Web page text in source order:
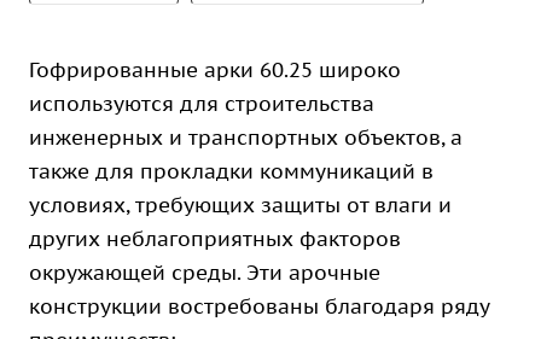
Гофрированные арки 60.25 широко
используются для строительства
инженерных и транспортных объектов, а
также для прокладки коммуникаций в
условиях, требующих защиты от влаги и
других неблагоприятных факторов
окружающей среды. Эти арочные
конструкции востребованы благодаря ряду